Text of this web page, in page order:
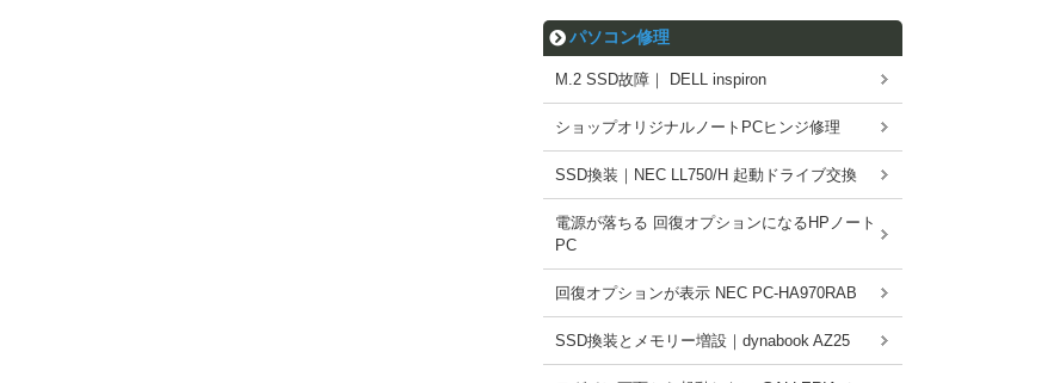
パソコン修理
M.2 SSD故障｜ DELL inspiron
ショップオリジナルノートPCヒンジ修理
SSD換装｜NEC LL750/H 起動ドライブ交換
電源が落ちる 回復オプションになるHPノート
PC
回復オプションが表示 NEC PC-HA970RAB
SSD換装とメモリー増設｜dynabook AZ25